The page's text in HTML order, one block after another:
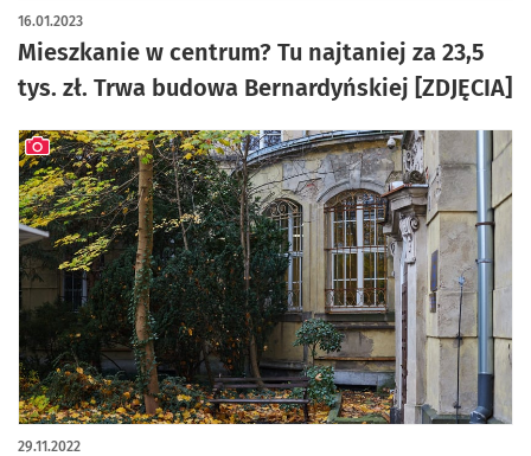
Mieszkanie w centrum? Tu najtaniej za 23,5
tys. zł. Trwa budowa Bernardyńskiej [ZDJĘCIA]
16.01.2023
artykuł z galerią zdjęć
29.11.2022
artykuł z galerią zdjęć